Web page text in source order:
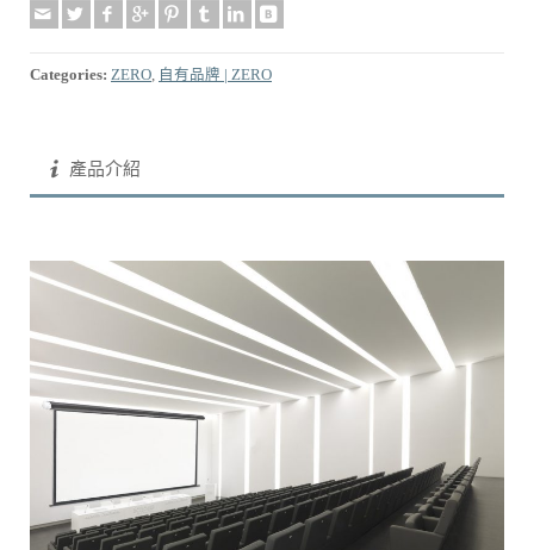
Categories: ZERO, 自有品牌 | ZERO
產品介紹